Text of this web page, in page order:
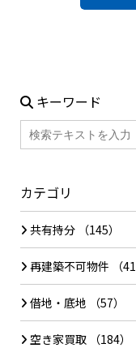
キーワード
カテゴリ
共有持分 （145）
再建築不可物件 （41
借地・底地 （57）
空き家買取 （184）